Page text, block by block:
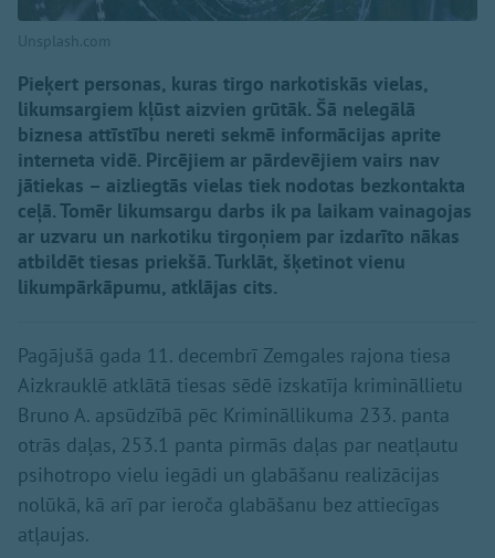
Unsplash.com
Pieķert personas, kuras tirgo narkotiskās vielas,
likumsargiem kļūst aizvien grūtāk. Šā nelegālā
biznesa attīstību nereti sekmē informācijas aprite
interneta vidē. Pircējiem ar pārdevējiem vairs nav
jātiekas – aizliegtās vielas tiek nodotas bezkontakta
ceļā. Tomēr likumsargu darbs ik pa laikam vainagojas
ar uzvaru un narkotiku tirgoņiem par izdarīto nākas
atbildēt tiesas priekšā. Turklāt, šķetinot vienu
likumpārkāpumu, atklājas cits.
Pagājušā gada 11. decembrī Zemgales rajona tiesa
Aizkrauklē atklātā tiesas sēdē izskatīja krimināllietu
Bruno A. apsūdzībā pēc Krimināllikuma 233. panta
otrās daļas, 253.1 panta pirmās daļas par neatļautu
psihotropo vielu iegādi un glabāšanu realizācijas
nolūkā, kā arī par ieroča glabāšanu bez attiecīgas
atļaujas.